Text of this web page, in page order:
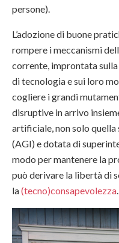
persone).
L’adozione di buone
rompere i meccanismi
corrente, improntata
di tecnologia e sui loro
cogliere i grandi
disruptive in arrivo
artificiale, non solo
(AGI) e dotata di
modo per mantenere la
può derivare la libertà di
la(tecno)consapevolezza.